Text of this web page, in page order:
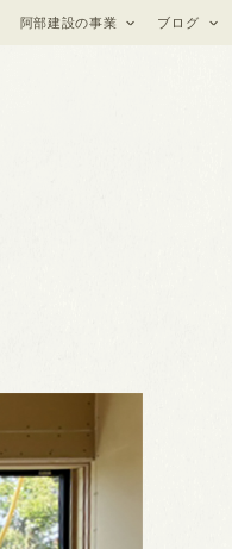
阿部建設の事業 ブログ